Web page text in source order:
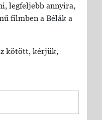
legfeljebb annyira,
filmben a Bélák a
kötött, kérjük,